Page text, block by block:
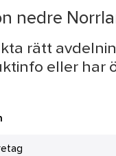
nedre
rätt
eller har